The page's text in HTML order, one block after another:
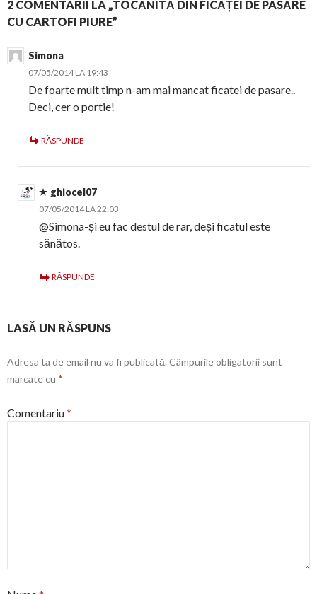
2 COMENTARII LA „TOCĂNITĂ DIN FICĂȚEI DE PASĂRE
CU CARTOFI PIURE”
Simona
07/05/2014 LA 19:43
De foarte mult timp n-am mai mancat ficatei de pasare..
Deci, cer o portie!
RĂSPUNDE
ghiocel07
07/05/2014 LA 22:03
@Simona-și eu fac destul de rar, deși ficatul este
sănătos.
RĂSPUNDE
LASĂ UN RĂSPUNS
Adresa ta de email nu va fi publicată. Câmpurile obligatorii sunt
marcate cu *
Comentariu*